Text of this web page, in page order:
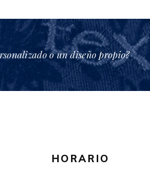
o un diseño propio?
HORARIO